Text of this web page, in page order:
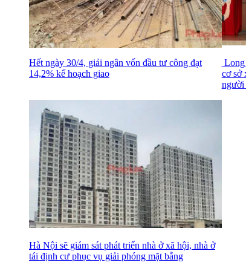
Hết ngày 30/4, giải ngân vốn đầu tư công đạt
14,2% kế hoạch giao
Long
cơ sở
người
Hà Nội sẽ giám sát phát triển nhà ở xã hội, nhà ở
tái định cư phục vụ giải phóng mặt bằng